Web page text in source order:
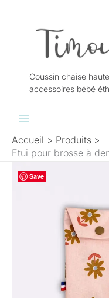
Coussin chaise
accessoires bébé
Accueil
Produits
Etui pour brosse à
Save